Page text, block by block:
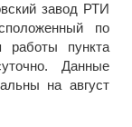
завод РТИ
по
работы пункта
Данные
на август